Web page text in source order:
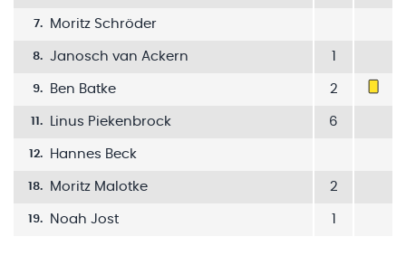
7. Moritz Schröder
8. Janosch van Ackern
9. Ben Batke 2
11. Linus Piekenbrock 6
12. Hannes Beck
18. Moritz Malotke 2
19. Noah Jost